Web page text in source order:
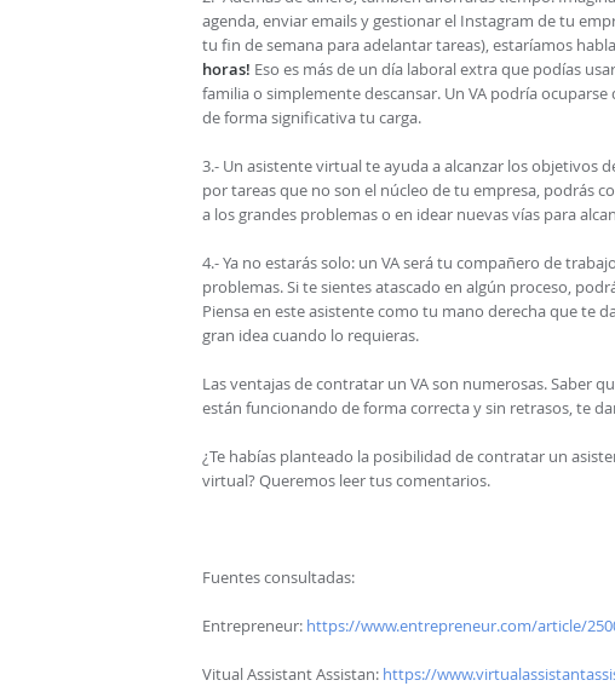
agenda, enviar emails y gestionar el Instagram de tu
tu fin de semana para adelantar tareas), estaríamos
horas! Eso es más de un día laboral extra que podías
familia o simplemente descansar. Un VA podría
de forma significativa tu carga.
3.- Un asistente virtual te ayuda a alcanzar los objetivos
por tareas que no son el núcleo de tu empresa, podrás
a los grandes problemas o en idear nuevas vías para
4.- Ya no estarás solo: un VA será tu compañero de
problemas. Si te sientes atascado en algún proceso,
Piensa en este asistente como tu mano derecha que te
gran idea cuando lo requieras.
Las ventajas de contratar un VA son numerosas. Saber
están funcionando de forma correcta y sin retrasos, te
¿Te habías planteado la posibilidad de contratar un
virtual? Queremos leer tus comentarios.
Fuentes consultadas:
Entrepreneur: https://www.entrepreneur.com/article/
Vitual Assistant Assistan: https://